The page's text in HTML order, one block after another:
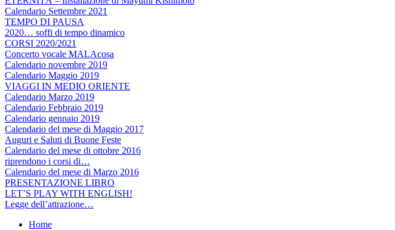
Calendario Settembre 2021
TEMPO DI PAUSA
2020… soffi di tempo dinamico
CORSI 2020/2021
Concerto vocale MALAcosa
Calendario novembre 2019
Calendario Maggio 2019
VIAGGI IN MEDIO ORIENTE
Calendario Marzo 2019
Calendario Febbraio 2019
Calendario gennaio 2019
Calendario del mese di Maggio 2017
Auguri e Saluti di Buone Feste
Calendario del mese di ottobre 2016
riprendono i corsi di…
Calendario del mese di Marzo 2016
PRESENTAZIONE LIBRO
LET’S PLAY WITH ENGLISH!
Legge dell’attrazione…
Home